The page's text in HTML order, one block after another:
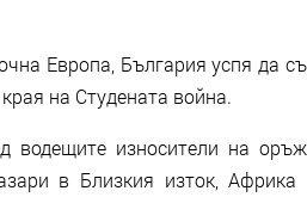
Европа, България успя да
на Студената война.
водещите износители на
в Близкия изток,